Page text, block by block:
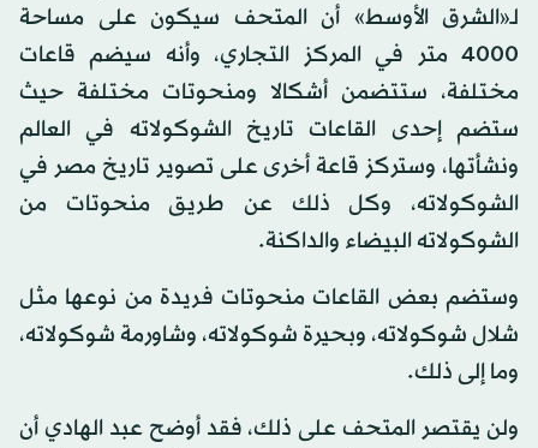
لـ«الشرق الأوسط» أن المتحف سيكون على مساحة
4000 متر في المركز التجاري، وأنه سيضم قاعات
مختلفة، ستتضمن أشكالا ومنحوتات مختلفة حيث
ستضم إحدى القاعات تاريخ الشوكولاته في العالم
ونشأتها، وستركز قاعة أخرى على تصوير تاريخ مصر في
الشوكولاته، وكل ذلك عن طريق منحوتات من
الشوكولاته البيضاء والداكنة.
وستضم بعض القاعات منحوتات فريدة من نوعها مثل
شلال شوكولاته، وبحيرة شوكولاته، وشاورمة شوكولاته،
وما إلى ذلك.
ولن يقتصر المتحف على ذلك، فقد أوضح عبد الهادي أن